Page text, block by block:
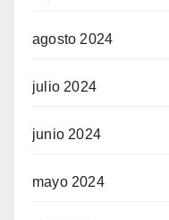
agosto 2024
julio 2024
junio 2024
mayo 2024